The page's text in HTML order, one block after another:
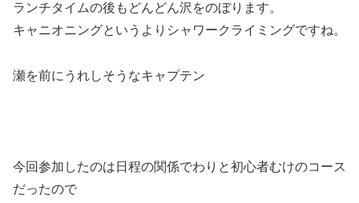
ランチタイムの後もどんどん沢をのぼります。
キャニオニングというよりシャワークライミングですね。
瀬を前にうれしそうなキャプテン
今回参加したのは日程の関係でわりと初心者むけのコース
だったので